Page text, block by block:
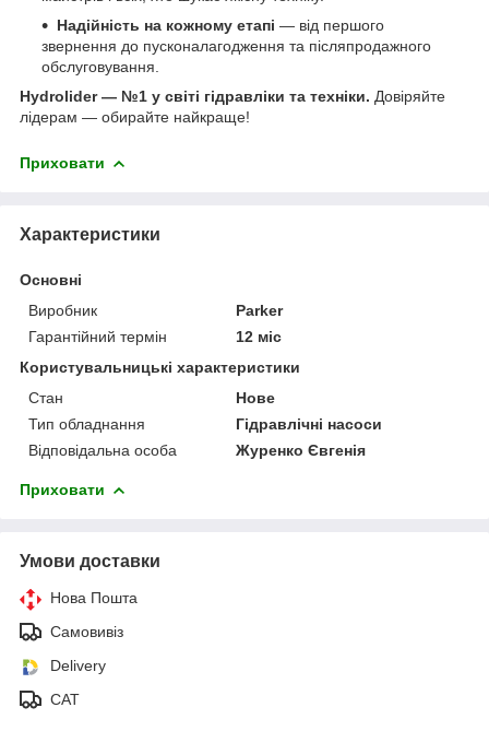
Надійність на кожному етапі — від першого
звернення до пусконалагодження та післяпродажного
обслуговування.
Hydrolider — №1 у світі гідравліки та техніки. Довіряйте
лідерам — обирайте найкраще!
Приховати
Характеристики
Основні
Виробник
Parker
Гарантійний термін
12 міс
Користувальницькі характеристики
Стан
Нове
Тип обладнання
Гідравлічні насоси
Відповідальна особа
Журенко Євгенія
Приховати
Умови доставки
Нова Пошта
Самовивіз
Delivery
САТ